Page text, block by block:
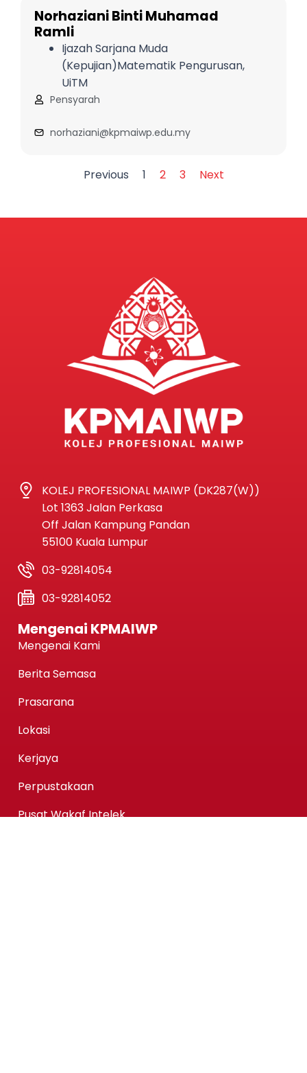
Norhaziani Binti Muhamad
Ramli
Ijazah Sarjana Muda
(Kepujian)Matematik Pengurusan,
UiTM
Pensyarah
norhaziani@kpmaiwp.edu.my
Previous 1 2 3 Next
KOLEJ PROFESIONAL MAIWP (DK287(W))
Lot 1363 Jalan Perkasa
Off Jalan Kampung Pandan
55100 Kuala Lumpur
03-92814054
03-92814052
Mengenai KPMAIWP
Mengenai Kami
Berita Semasa
Prasarana
Lokasi
Kerjaya
Perpustakaan
Pusat Wakaf Intelek